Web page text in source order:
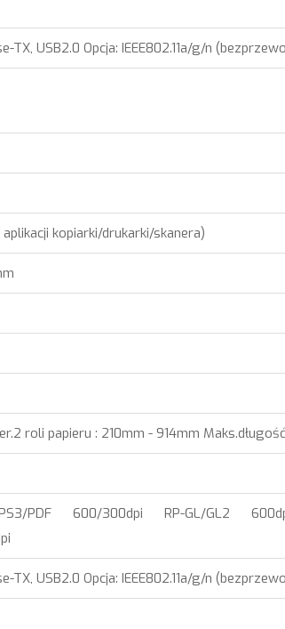
TX, USB2.0 Opcja: IEEE802.11a/g/n
kopiarki/drukarki/skanera)
roli papieru : 210mm - 914mm
PDF 600/300dpi RP-GL/GL2
TX, USB2.0 Opcja: IEEE802.11a/g/n